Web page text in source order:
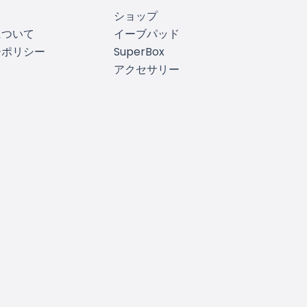
いて
リシー
ショップ
イーブパッド
SuperBox
アクセサリー